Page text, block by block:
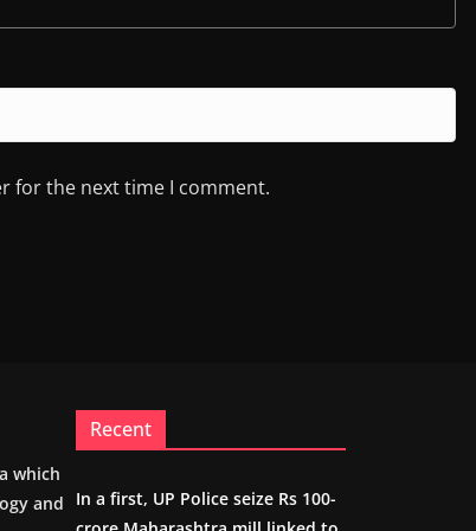
for the next time I comment.
which
and
Recent
In a first, UP Police seize Rs 100-